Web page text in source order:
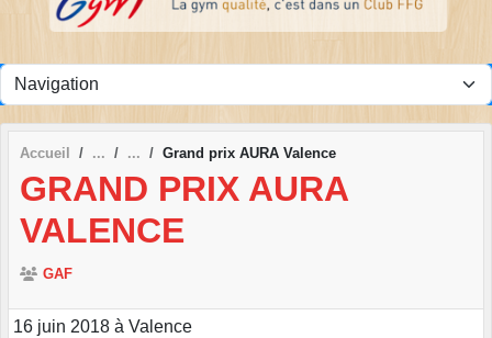
Accueil Grand prix AURA Valence
GRAND PRIX AURA
VALENCE
GAF
16 juin 2018 à Valence